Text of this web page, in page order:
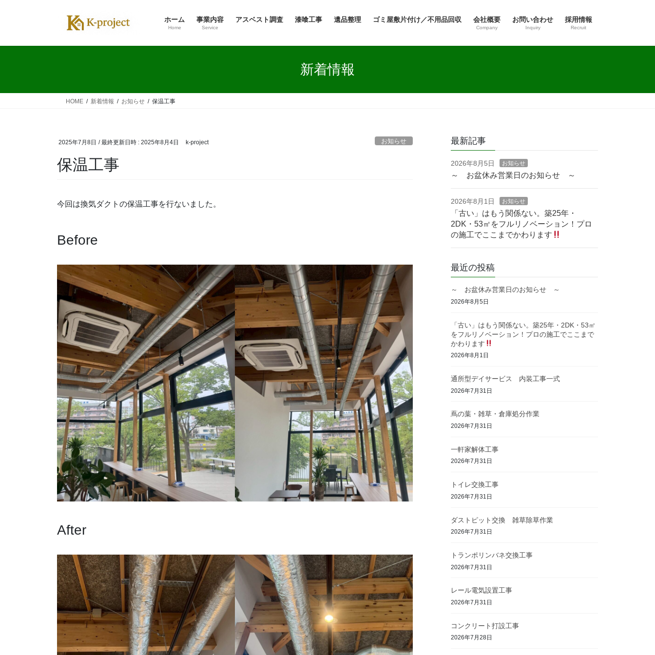
ホーム
Home
事業内容
Service
アスベスト調査 漆喰工事 遺品整理 ゴミ屋敷片付け／不用品回収 会社概要
Company
お問い合わせ
Inquiry
採用情報
Recruit
新着情報
HOME 新着情報 お知らせ 保温工事
2025年7月8日 / 最終更新日時 : 2025年8月4日 k-project お知らせ
保温工事
今回は換気ダクトの保温工事を行ないました。
Before
After
最新記事
2026年8月5日 お知らせ
～ お盆休み営業日のお知らせ ～
2026年8月1日 お知らせ
「古い」はもう関係ない。築25年・
2DK・53㎡をフルリノベーション！プロ
の施工でここまでかわります
最近の投稿
～ お盆休み営業日のお知らせ ～
2026年8月5日
「古い」はもう関係ない。築25年・2DK・53㎡
をフルリノベーション！プロの施工でここまで
かわります
2026年8月1日
通所型デイサービス 内装工事一式
2026年7月31日
蔦の葉・雑草・倉庫処分作業
2026年7月31日
一軒家解体工事
2026年7月31日
トイレ交換工事
2026年7月31日
ダストピット交換 雑草除草作業
2026年7月31日
トランポリンバネ交換工事
2026年7月31日
レール電気設置工事
2026年7月31日
コンクリート打設工事
2026年7月28日